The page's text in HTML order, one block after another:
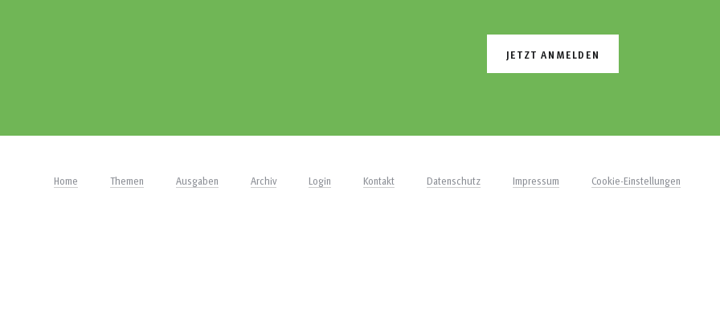
JETZT ANMELDEN
Home Themen Ausgaben Archiv Login Kontakt Datenschutz Impressum Cookie-Einstellungen